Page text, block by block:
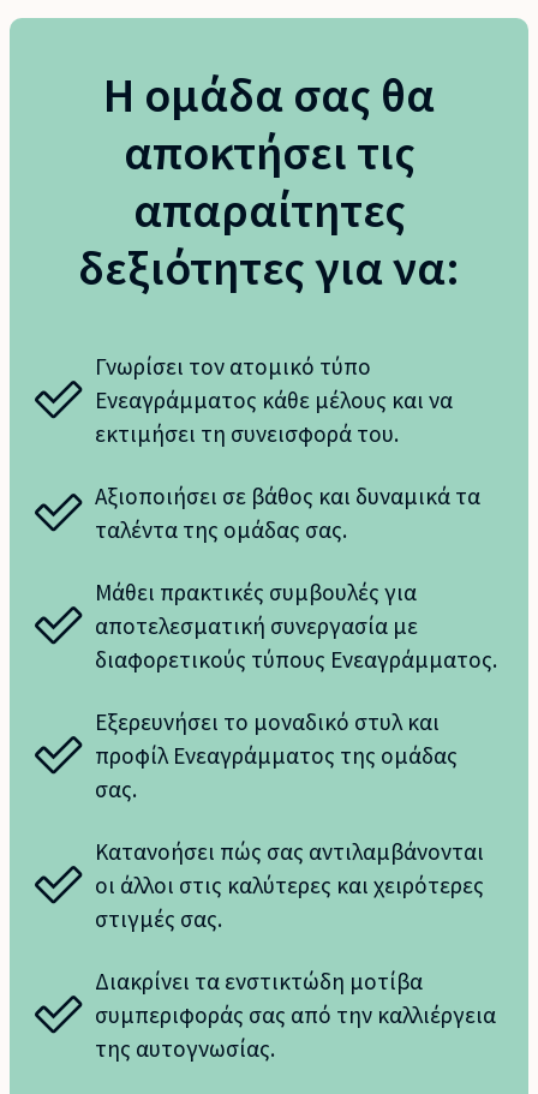
Η ομάδα σας θα
αποκτήσει τις
απαραίτητες
δεξιότητες για να:
Γνωρίσει τον ατομικό τύπο
Ενεαγράμματος κάθε μέλους και να
εκτιμήσει τη συνεισφορά του.
Αξιοποιήσει σε βάθος και δυναμικά τα
ταλέντα της ομάδας σας.
Μάθει πρακτικές συμβουλές για
αποτελεσματική συνεργασία με
διαφορετικούς τύπους Ενεαγράμματος.
Εξερευνήσει το μοναδικό στυλ και
προφίλ Ενεαγράμματος της ομάδας
σας.
Κατανοήσει πώς σας αντιλαμβάνονται
οι άλλοι στις καλύτερες και χειρότερες
στιγμές σας.
Διακρίνει τα ενστικτώδη μοτίβα
συμπεριφοράς σας από την καλλιέργεια
της αυτογνωσίας.